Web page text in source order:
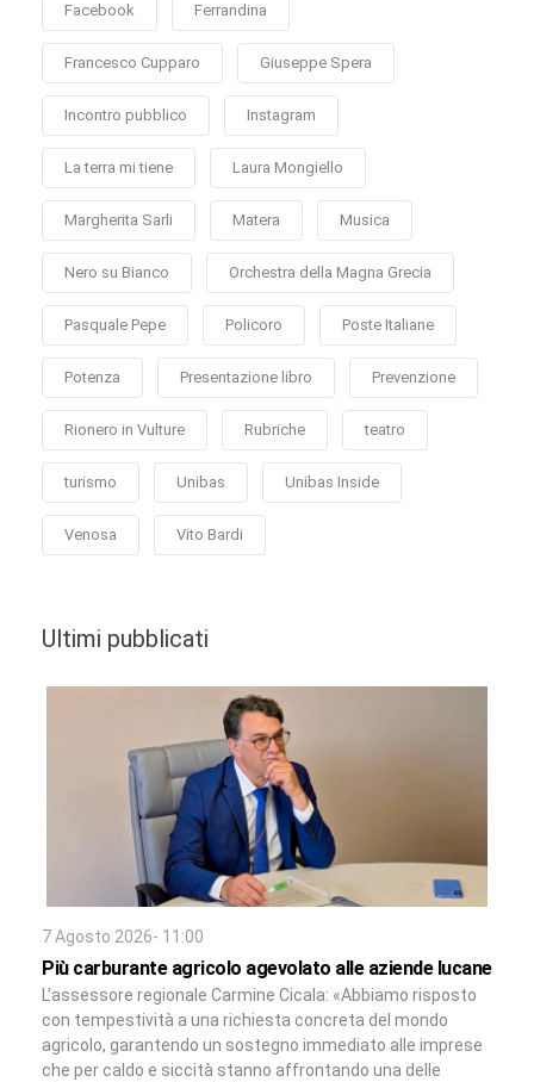
Facebook Ferrandina
Francesco Cupparo Giuseppe Spera
Incontro pubblico Instagram
La terra mi tiene Laura Mongiello
Margherita Sarli Matera Musica
Nero su Bianco Orchestra della Magna Grecia
Pasquale Pepe Policoro Poste Italiane
Potenza Presentazione libro Prevenzione
Rionero in Vulture Rubriche teatro
turismo Unibas Unibas Inside
Venosa Vito Bardi
Ultimi pubblicati
7 Agosto 2026- 11:00
Più carburante agricolo agevolato alle aziende lucane
L’assessore regionale Carmine Cicala: «Abbiamo risposto
con tempestività a una richiesta concreta del mondo
agricolo, garantendo un sostegno immediato alle imprese
che per caldo e siccità stanno affrontando una delle